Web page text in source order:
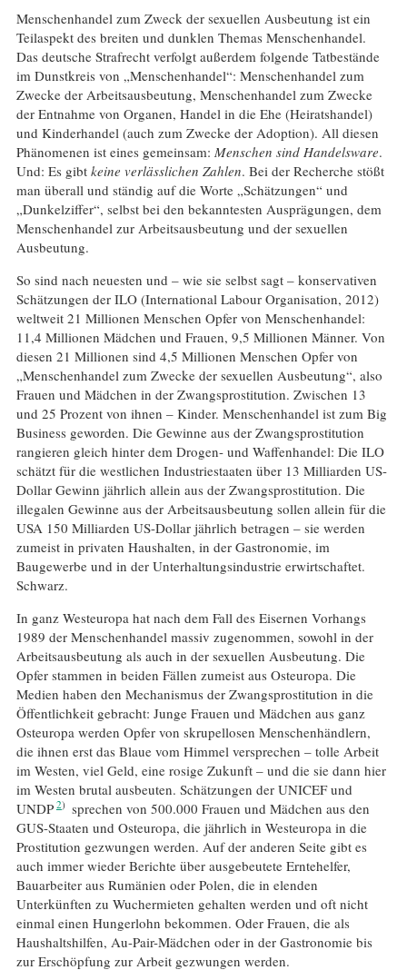
Menschenhandel zum Zweck der sexuellen Ausbeutung ist ein
Teilaspekt des breiten und dunklen Themas Menschenhandel.
Das deutsche Strafrecht verfolgt außerdem folgende Tatbestände
im Dunstkreis von „Menschenhandel“: Menschenhandel zum
Zwecke der Arbeitsausbeutung, Menschenhandel zum Zwecke
der Entnahme von Organen, Handel in die Ehe (Heiratshandel)
und Kinderhandel (auch zum Zwecke der Adoption). All diesen
Phänomenen ist eines gemeinsam: Menschen sind Handelsware.
Und: Es gibt keine verlässlichen Zahlen. Bei der Recherche stößt
man überall und ständig auf die Worte „Schätzungen“ und
„Dunkelziffer“, selbst bei den bekanntesten Ausprägungen, dem
Menschenhandel zur Arbeitsausbeutung und der sexuellen
Ausbeutung.
So sind nach neuesten und – wie sie selbst sagt – konservativen
Schätzungen der ILO (International Labour Organisation, 2012)
weltweit 21 Millionen Menschen Opfer von Menschenhandel:
11,4 Millionen Mädchen und Frauen, 9,5 Millionen Männer. Von
diesen 21 Millionen sind 4,5 Millionen Menschen Opfer von
„Menschenhandel zum Zwecke der sexuellen Ausbeutung“, also
Frauen und Mädchen in der Zwangsprostitution. Zwischen 13
und 25 Prozent von ihnen – Kinder. Menschenhandel ist zum Big
Business geworden. Die Gewinne aus der Zwangsprostitution
rangieren gleich hinter dem Drogen- und Waffenhandel: Die ILO
schätzt für die westlichen Industriestaaten über 13 Milliarden US-
Dollar Gewinn jährlich allein aus der Zwangsprostitution. Die
illegalen Gewinne aus der Arbeitsausbeutung sollen allein für die
USA 150 Milliarden US-Dollar jährlich betragen – sie werden
zumeist in privaten Haushalten, in der Gastronomie, im
Baugewerbe und in der Unterhaltungsindustrie erwirtschaftet.
Schwarz.
In ganz Westeuropa hat nach dem Fall des Eisernen Vorhangs
1989 der Menschenhandel massiv zugenommen, sowohl in der
Arbeitsausbeutung als auch in der sexuellen Ausbeutung. Die
Opfer stammen in beiden Fällen zumeist aus Osteuropa. Die
Medien haben den Mechanismus der Zwangsprostitution in die
Öffentlichkeit gebracht: Junge Frauen und Mädchen aus ganz
Osteuropa werden Opfer von skrupellosen Menschenhändlern,
die ihnen erst das Blaue vom Himmel versprechen – tolle Arbeit
im Westen, viel Geld, eine rosige Zukunft – und die sie dann hier
im Westen brutal ausbeuten. Schätzungen der UNICEF und
UNDP 2
sprechen von 500.000 Frauen und Mädchen aus den
GUS-Staaten und Osteuropa, die jährlich in Westeuropa in die
Prostitution gezwungen werden. Auf der anderen Seite gibt es
auch immer wieder Berichte über ausgebeutete Erntehelfer,
Bauarbeiter aus Rumänien oder Polen, die in elenden
Unterkünften zu Wuchermieten gehalten werden und oft nicht
einmal einen Hungerlohn bekommen. Oder Frauen, die als
Haushaltshilfen, Au-Pair-Mädchen oder in der Gastronomie bis
zur Erschöpfung zur Arbeit gezwungen werden.